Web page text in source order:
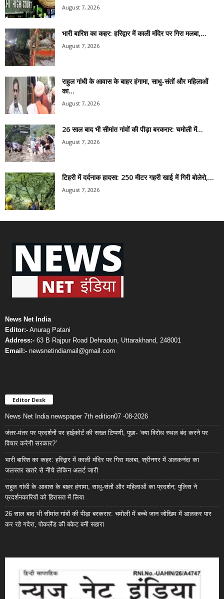
August 7, 2026
भारी बारिश का कहर: हरिद्वार में काली मंदिर पर गिरा मलबा,...
August 7, 2026
राहुल गांधी के आवास के बाहर हंगामा, साधु-संतों और महिलाओं
का...
August 7, 2026
26 साल बाद भी सीमांत गांवों की पीड़ा बरकरार: चमोली में...
August 7, 2026
टिहरी में दर्दनाक हादसा: 250 मीटर गहरी खाई में गिरी बोलेरो,...
August 7, 2026
News Net India
Editor:- Anurag Patani
Address:- 63 B Rajpur Road Dehradun, Uttarakhand, 248001
Email:- newsnetindiamail@gmail.com
Editor Desk
News Net India newspaper 7th edition07 -08-2026
जंतर-मंतर पर प्रदर्शनों पर हाईकोर्ट की सख्त टिप्पणी, पूछा- ‘क्या विरोध स्थल बंद करने पर
विचार करेगी सरकार?’
भारी बारिश का कहर: हरिद्वार में काली मंदिर पर गिरा मलबा, श्रीनगर में अलकनंदा का
जलस्तर खतरे से नीचे लेकिन अलर्ट जारी
राहुल गांधी के आवास के बाहर हंगामा, साधु-संतों और महिलाओं का प्रदर्शन; पुलिस ने
प्रदर्शनकारियों को हिरासत में लिया
26 साल बाद भी सीमांत गांवों की पीड़ा बरकरार: चमोली में बच्चे जान जोखिम में डालकर पार
कर रहे गदेरा, पोकलैंड की बकेट बनी सहारा